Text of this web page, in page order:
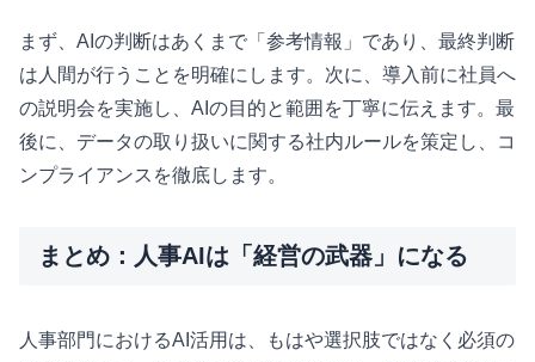
まず、AIの判断はあくまで「参考情報」であり、最終判断
は人間が行うことを明確にします。次に、導入前に社員へ
の説明会を実施し、AIの目的と範囲を丁寧に伝えます。最
後に、データの取り扱いに関する社内ルールを策定し、コ
ンプライアンスを徹底します。
まとめ：人事AIは「経営の武器」になる
人事部門におけるAI活用は、もはや選択肢ではなく必須の